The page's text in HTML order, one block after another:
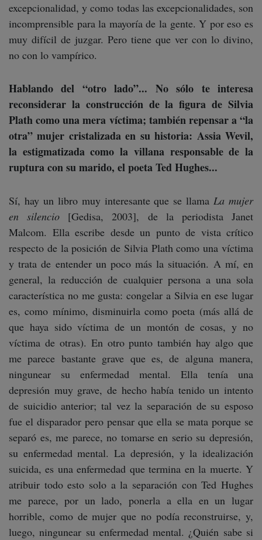
excepcionalidad, y como todas las excepcionalidades, son
incomprensible para la mayoría de la gente. Y por eso es
muy difícil de juzgar. Pero tiene que ver con lo divino,
no con lo vampírico.
Hablando del “otro lado”... No sólo te interesa
reconsiderar la construcción de la figura de Silvia
Plath como una mera víctima; también repensar a “la
otra” mujer cristalizada en su historia: Assia Wevil,
la estigmatizada como la villana responsable de la
ruptura con su marido, el poeta Ted Hughes...
Sí, hay un libro muy interesante que se llamaLa mujer
en silencio [Gedisa, 2003], de la periodista Janet
Malcom. Ella escribe desde un punto de vista crítico
respecto de la posición de Silvia Plath como una víctima
y trata de entender un poco más la situación. A mí, en
general, la reducción de cualquier persona a una sola
característica no me gusta: congelar a Silvia en ese lugar
es, como mínimo, disminuirla como poeta (más allá de
que haya sido víctima de un montón de cosas, y no
víctima de otras). En otro punto también hay algo que
me parece bastante grave que es, de alguna manera,
ningunear su enfermedad mental. Ella tenía una
depresión muy grave, de hecho había tenido un intento
de suicidio anterior; tal vez la separación de su esposo
fue el disparador pero pensar que ella se mata porque se
separó es, me parece, no tomarse en serio su depresión,
su enfermedad mental. La depresión, y la idealización
suicida, es una enfermedad que termina en la muerte. Y
atribuir todo esto solo a la separación con Ted Hughes
me parece, por un lado, ponerla a ella en un lugar
horrible, como de mujer que no podía reconstruirse, y,
luego, ningunear su enfermedad mental. ¿Quién sabe si